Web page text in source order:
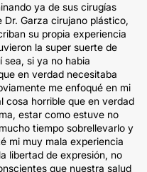
ya de sus cirugías
Garza cirujano plástico,
su propia experiencia
la super suerte de
sea, si ya no habia
en verdad necesitaba
me enfoqué en mi
cosa horrible que en verdad
estar como estuve no
tiempo sobrellevarlo y
mi muy mala experiencia
libertad de expresión, no
que nuestra salud